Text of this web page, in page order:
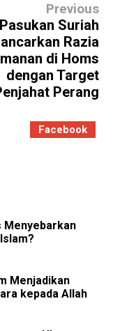
Previous
Pasukan Suriah
Razia
di Homs
dengan Target
Perang
Facebook
Menyebarkan
Menjadikan
kepada Allah